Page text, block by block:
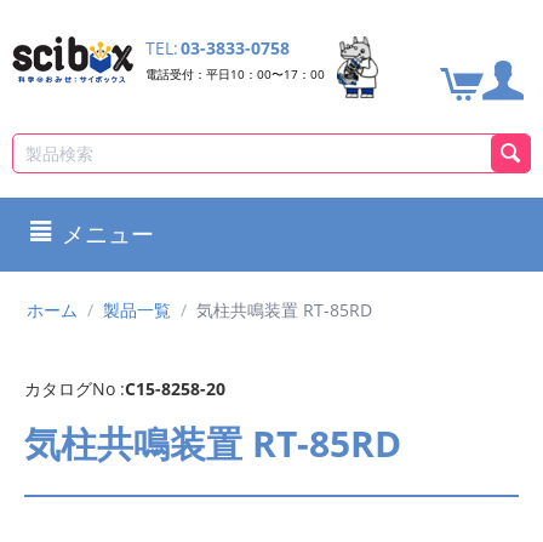
TEL:03-3833-0758
電話受付：平日10：00〜17：00
メニュー
ホーム / 製品一覧 / 気柱共鳴装置 RT-85RD
カタログNo :C15-8258-20
気柱共鳴装置 RT-85RD